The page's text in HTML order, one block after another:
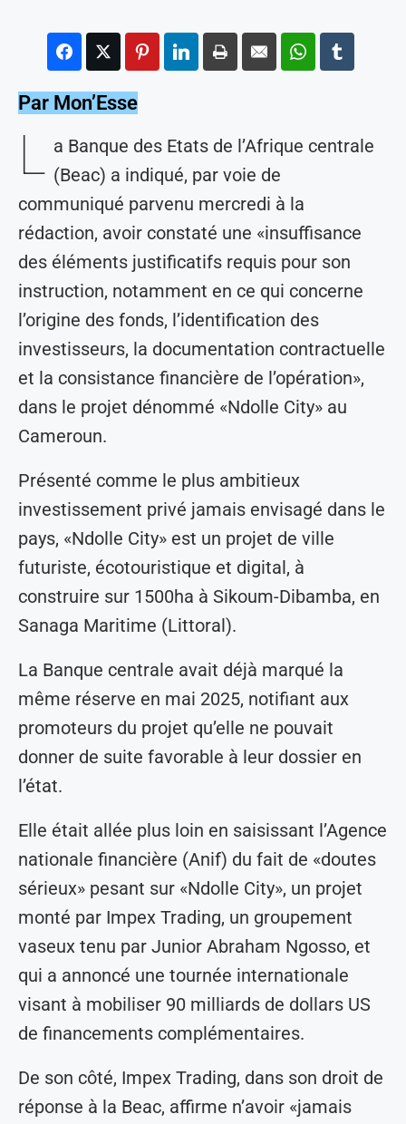
Par Mon’Esse
L a Banque des Etats de l’Afrique centrale
(Beac) a indiqué, par voie de
communiqué parvenu mercredi à la
rédaction, avoir constaté une «insuffisance
des éléments justificatifs requis pour son
instruction, notamment en ce qui concerne
l’origine des fonds, l’identification des
investisseurs, la documentation contractuelle
et la consistance financière de l’opération»,
dans le projet dénommé «Ndolle City» au
Cameroun.
Présenté comme le plus ambitieux
investissement privé jamais envisagé dans le
pays, «Ndolle City» est un projet de ville
futuriste, écotouristique et digital, à
construire sur 1500ha à Sikoum-Dibamba, en
Sanaga Maritime (Littoral).
La Banque centrale avait déjà marqué la
même réserve en mai 2025, notifiant aux
promoteurs du projet qu’elle ne pouvait
donner de suite favorable à leur dossier en
l’état.
Elle était allée plus loin en saisissant l’Agence
nationale financière (Anif) du fait de «doutes
sérieux» pesant sur «Ndolle City», un projet
monté par Impex Trading, un groupement
vaseux tenu par Junior Abraham Ngosso, et
qui a annoncé une tournée internationale
visant à mobiliser 90 milliards de dollars US
de financements complémentaires.
De son côté, Impex Trading, dans son droit de
réponse à la Beac, affirme n’avoir «jamais